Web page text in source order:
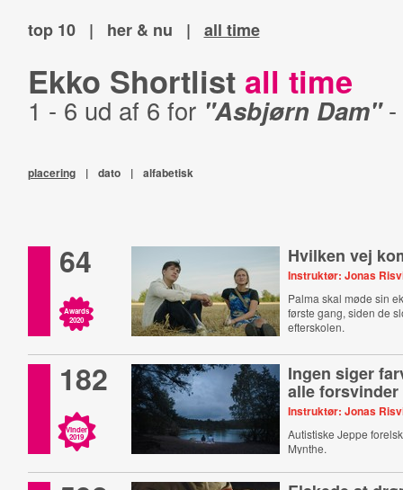
top 10 | her & nu | all time
Ekko Shortlist all time
1 - 6 ud af 6 for "Asbjørn Dam"-
placering | dato | alfabetisk
64
Awards
2020
Hvilken vej
Instruktør: Jonas
Palma skal møde sin
første gang, siden de
efterskolen.
182
Vinder
2019
Ingen siger
alle forsvinder
Instruktør: Jonas
Autistiske Jeppe
Mynthe.